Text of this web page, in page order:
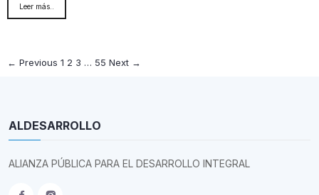
Leer más..
← Previous 1 2 3 … 55 Next →
ALDESARROLLO
ALIANZA PÚBLICA PARA EL DESARROLLO INTEGRAL